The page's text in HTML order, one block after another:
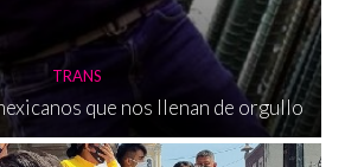
TRANS
que nos llenan de orgullo